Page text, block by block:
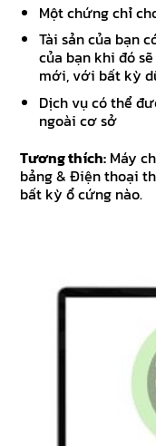
Một chứng chỉ
Tài sản của bạn
của bạn khi đó
mới, với bất kỳ
Dịch vụ có thể
ngoài cơ sở
Tương thích: Máy
bảng & Điện thoại
bất kỳ ổ cứng nào.